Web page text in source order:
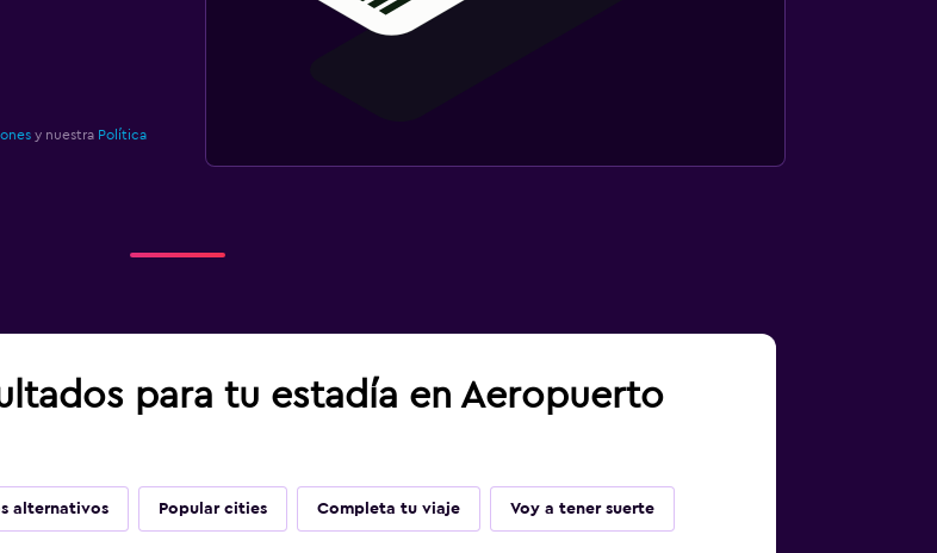
y nuestra Política
para tu estadía en Aeropuerto
alternativos Popular cities Completa tu viaje Voy a tener suerte